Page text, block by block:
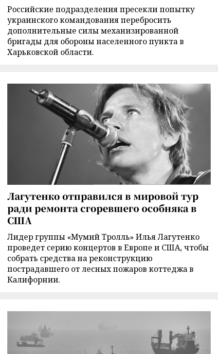
Российские подразделения пресекли попытку
украинского командования перебросить
дополнительные силы механизированной
бригады для обороны населенного пункта в
Харьковской области.
Лагутенко отправился в мировой тур
ради ремонта сгоревшего особняка в
США
Лидер группы «Мумий Тролль» Илья Лагутенко
проведет серию концертов в Европе и США, чтобы
собрать средства на реконструкцию
пострадавшего от лесных пожаров коттеджа в
Калифорнии.